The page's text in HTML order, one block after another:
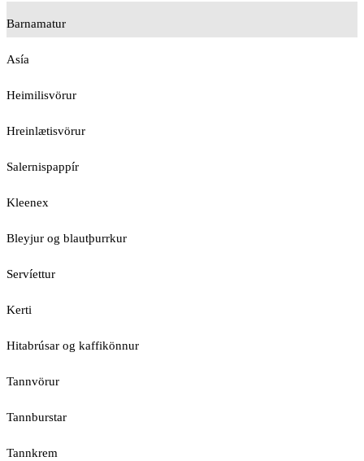
Barnamatur
Asía
Heimilisvörur
Hreinlætisvörur
Salernispappír
Kleenex
Bleyjur og blautþurrkur
Servíettur
Kerti
Hitabrúsar og kaffikönnur
Tannvörur
Tannburstar
Tannkrem